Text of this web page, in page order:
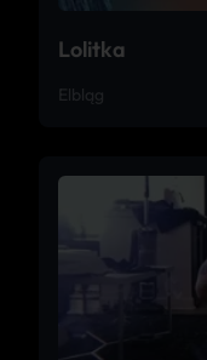
Lolitka
Elbląg